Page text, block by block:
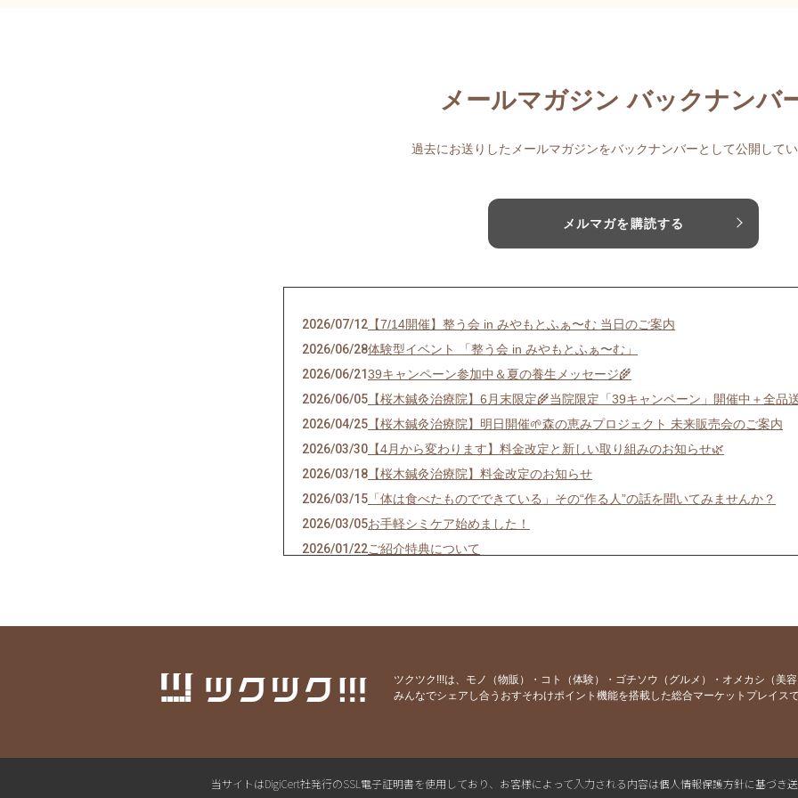
メールマガジン バックナンバ
過去にお送りしたメールマガジンをバックナンバーとして公開してい
メルマガを購読する
2026/07/12 【7/14開催】整う会 in みやもとふぁ〜む 当日のご案内
2026/06/28体験型イベント 「整う会 in みやもとふぁ〜む」
2026/06/2139キャンペーン参加中＆夏の養生メッセージ🌾
2026/06/05 【桜木鍼灸治療院】6月末限定🌾当院限定「39キャンペーン」開催中＋全品
2026/04/25 【桜木鍼灸治療院】明日開催🌱森の恵みプロジェクト 未来販売会のご案内
2026/03/30 【4月から変わります】料金改定と新しい取り組みのお知らせ🌿
2026/03/18 【桜木鍼灸治療院】料金改定のお知らせ
2026/03/15 「体は食べたものでできている」その“作る人”の話を聞いてみませんか？
2026/03/05お手軽シミケア始めました！
2026/01/22ご紹介特典について
2025/12/17年末年始前のメンテナンスいかがですか？
【桜木鍼灸治療院42周年記念感謝祭】
2025/09/29
【桜木鍼灸治療院42周年記念感謝祭】
ツクツク!!!は、モノ（物販）・コト（体験）・ゴチソウ（グルメ）・オメカシ（美
みんなでシェアし合うおすそわけポイント機能を搭載した総合マーケットプレイスで
当サイトはDigiCert社発行のSSL電子証明書を使用しており、お客様によって入力される内容は個人情報保護方針に基づき